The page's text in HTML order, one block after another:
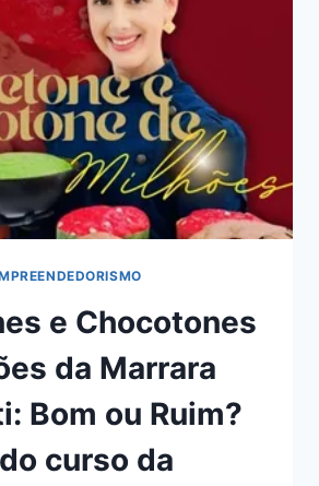
e Chocotones
da Marrara
Bom ou Ruim?
curso da